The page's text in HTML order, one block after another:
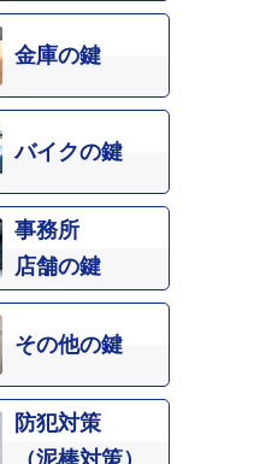
金庫の鍵
バイクの鍵
事務所
店舗の鍵
その他の鍵
防犯対策